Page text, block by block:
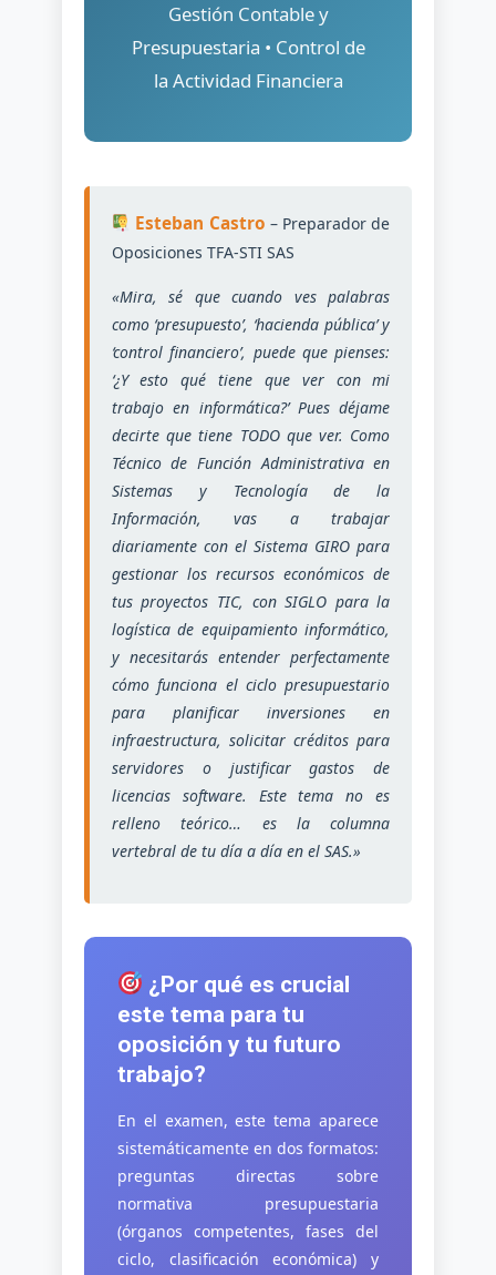
Junta
De
Andalucía.
Pública
En
El
Sistema
Integrado
De
Gestión
Contable
Y
Presupuestaria
Junta
De
Andalucía.
El
Control
De
La
Actividad
Financiera:
Intervención,
Gestión Contable y
Presupuestaria • Control de
la Actividad Financiera
Esteban Castro – Preparador de
Oposiciones TFA-STI SAS
«Mira, sé que cuando ves palabras
como ‘presupuesto’, ‘hacienda pública’ y
‘control financiero’, puede que pienses:
‘¿Y esto qué tiene que ver con mi
trabajo en informática?’ Pues déjame
decirte que tiene TODO que ver. Como
Técnico de Función Administrativa en
Sistemas y Tecnología de la
Información, vas a trabajar
diariamente con el Sistema GIRO para
gestionar los recursos económicos de
tus proyectos TIC, con SIGLO para la
logística de equipamiento informático,
y necesitarás entender perfectamente
cómo funciona el ciclo presupuestario
para planificar inversiones en
infraestructura, solicitar créditos para
servidores o justificar gastos de
licencias software. Este tema no es
relleno teórico… es la columna
vertebral de tu día a día en el SAS.»
¿Por qué es crucial
este tema para tu
oposición y tu futuro
trabajo?
En el examen, este tema aparece
sistemáticamente en dos formatos:
preguntas directas sobre
normativa presupuestaria
(órganos competentes, fases del
ciclo, clasificación económica) y